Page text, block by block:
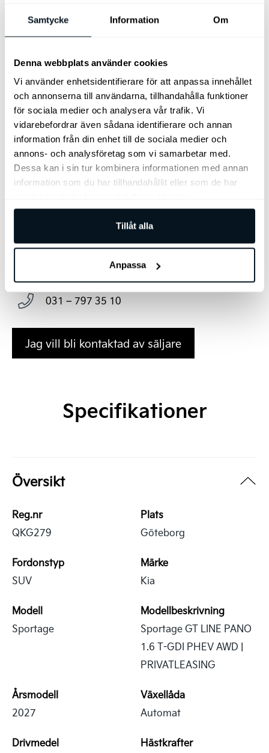
Samtycke Information Om
Denna webbplats använder cookies
Vi använder enhetsidentifierare för att anpassa innehållet
och annonserna till användarna, tillhandahålla funktioner
för sociala medier och analysera vår trafik. Vi
vidarebefordrar även sådana identifierare och annan
information från din enhet till de sociala medier och
annons- och analysföretag som vi samarbetar med.
Dessa kan i sin tur kombinera informationen med annan
information som du har tillhandahållit eller som de har
Tillåt alla
Anpassa
Head-Up Display
Innertak i svart
Bilen finns i Göteborg
Arnegårdsgatan 4, 431 49 Mölndal
031 – 797 35 10
Jag vill bli kontaktad av säljare
Specifikationer
Översikt
Reg.nr
QKG279
Plats
Göteborg
Fordonstyp
SUV
Märke
Kia
Modell
Sportage
Modellbeskrivning
Sportage GT LINE PANO
1.6 T-GDI PHEV AWD |
PRIVATLEASING
Årsmodell
2027
Växellåda
Automat
Drivmedel
Hästkrafter